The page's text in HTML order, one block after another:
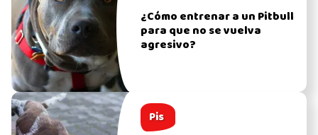
¿Cómo entrenar a un Pitbull
para que no se vuelva
agresivo?
Pis